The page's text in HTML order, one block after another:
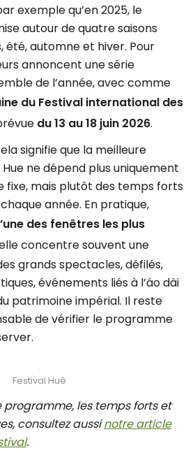
exemple qu’en 2025, le
autour de quatre saisons
été, automne et hiver. Pour
annoncent une série
de l’année, avec comme
du Festival international des
du 13 au 18 juin 2026.
signifie que la meilleure
ne dépend plus uniquement
fixe, mais plutôt des temps forts
année. En pratique,
des fenêtres les plus
concentre souvent une
grands spectacles, défilés,
événements liés à l’áo dài
patrimoine impérial. Il reste
de vérifier le programme
Festival Huê
programme, les temps forts et
consultez aussinotre article
.